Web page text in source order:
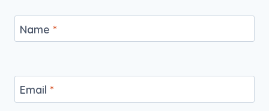
Name *
Email *